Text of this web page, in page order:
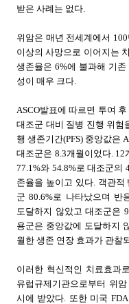
받은 사례는 없다.
위암은 매년 전세계에서 100
이상의 사망으로 이어지는
생존율은 6%에 불과해 기
성이 매우 크다.
ASCO발표에 따르면 투여 후
대조군 대비 질병 진행 위험
행 생존기간(PFS) 중앙값은
대조군은 8.3개월이었다. 12
77.1%와54.8%로 대조군의
존율을 높이고 있다. 객관적
군 80.6%로 나타났으며 반
도달하지 않았고 대조군은
용군은 중앙값에 도달하지
월한 생존 연장 효과가 관찰
이러한 혁신적인 치료효과
유럽규제기관으로부터 위
시에 받았다. 또한 미국 FDA